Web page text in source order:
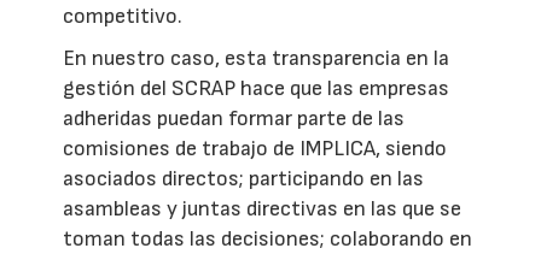
competitivo.
En nuestro caso, esta transparencia en la
gestión del SCRAP hace que las empresas
adheridas puedan formar parte de las
comisiones de trabajo de IMPLICA, siendo
asociados directos; participando en las
asambleas y juntas directivas en las que se
toman todas las decisiones; colaborando en